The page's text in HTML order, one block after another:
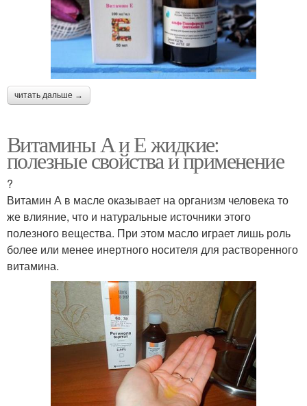
читать дальше →
Витамины А и Е жидкие:
полезные свойства и применение
?
Витамин А в масле оказывает на организм человека то
же влияние, что и натуральные источники этого
полезного вещества. При этом масло играет лишь роль
более или менее инертного носителя для растворенного
витамина.